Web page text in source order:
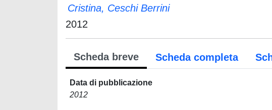
Cristina, Ceschi Berrini
2012
Scheda breve Scheda completa
Data di pubblicazione
2012